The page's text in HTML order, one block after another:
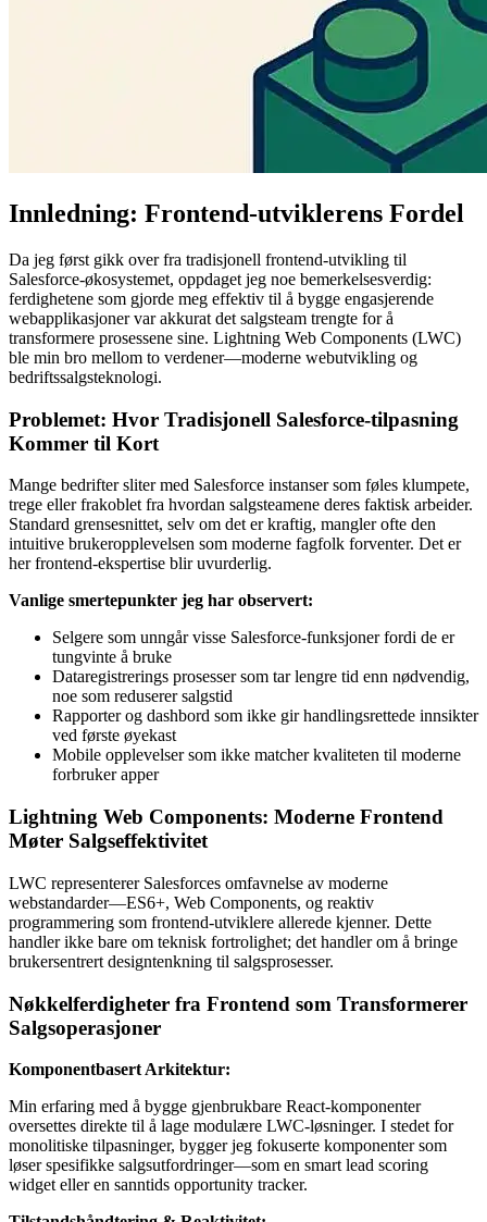
Innledning: Frontend-utviklerens Fordel
Da jeg først gikk over fra tradisjonell frontend-utvikling til
Salesforce-økosystemet, oppdaget jeg noe bemerkelsesverdig:
ferdighetene som gjorde meg effektiv til å bygge engasjerende
webapplikasjoner var akkurat det salgsteam trengte for å
transformere prosessene sine. Lightning Web Components (LWC)
ble min bro mellom to verdener—moderne webutvikling og
bedriftssalgsteknologi.
Problemet: Hvor Tradisjonell Salesforce-tilpasning
Kommer til Kort
Mange bedrifter sliter med Salesforce instanser som føles klumpete,
trege eller frakoblet fra hvordan salgsteamene deres faktisk arbeider.
Standard grensesnittet, selv om det er kraftig, mangler ofte den
intuitive brukeropplevelsen som moderne fagfolk forventer. Det er
her frontend-ekspertise blir uvurderlig.
Vanlige smertepunkter jeg har observert:
Selgere som unngår visse Salesforce-funksjoner fordi de er
tungvinte å bruke
Dataregistrerings prosesser som tar lengre tid enn nødvendig,
noe som reduserer salgstid
Rapporter og dashbord som ikke gir handlingsrettede innsikter
ved første øyekast
Mobile opplevelser som ikke matcher kvaliteten til moderne
forbruker apper
Lightning Web Components: Moderne Frontend
Møter Salgseffektivitet
LWC representerer Salesforces omfavnelse av moderne
webstandarder—ES6+, Web Components, og reaktiv
programmering som frontend-utviklere allerede kjenner. Dette
handler ikke bare om teknisk fortrolighet; det handler om å bringe
brukersentrert designtenkning til salgsprosesser.
Nøkkelferdigheter fra Frontend som Transformerer
Salgsoperasjoner
Komponentbasert Arkitektur:
Min erfaring med å bygge gjenbrukbare React-komponenter
oversettes direkte til å lage modulære LWC-løsninger. I stedet for
monolitiske tilpasninger, bygger jeg fokuserte komponenter som
løser spesifikke salgsutfordringer—som en smart lead scoring
widget eller en sanntids opportunity tracker.